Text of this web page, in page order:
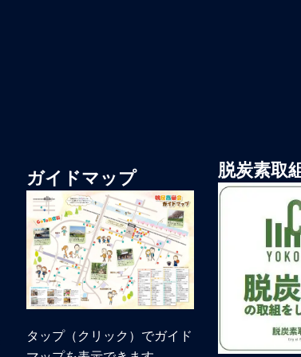
ガイドマップ
タップ（クリック）でガイド
脱炭素取